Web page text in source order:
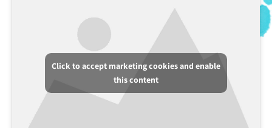
Click to accept marketing cookies and enable
this content